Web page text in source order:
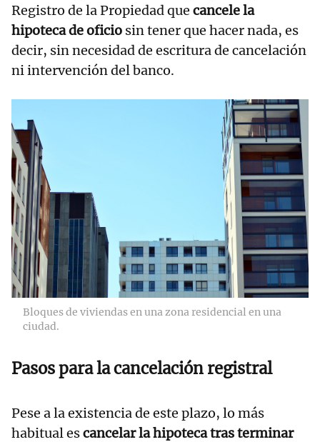
Registro de la Propiedad que cancele la
hipoteca de oficio sin tener que hacer nada, es
decir, sin necesidad de escritura de cancelación
ni intervención del banco.
Bloques de viviendas en una zona residencial en una
ciudad.
Pasos para la cancelación registral
Pese a la existencia de este plazo, lo más
habitual escancelar la hipoteca tras terminar